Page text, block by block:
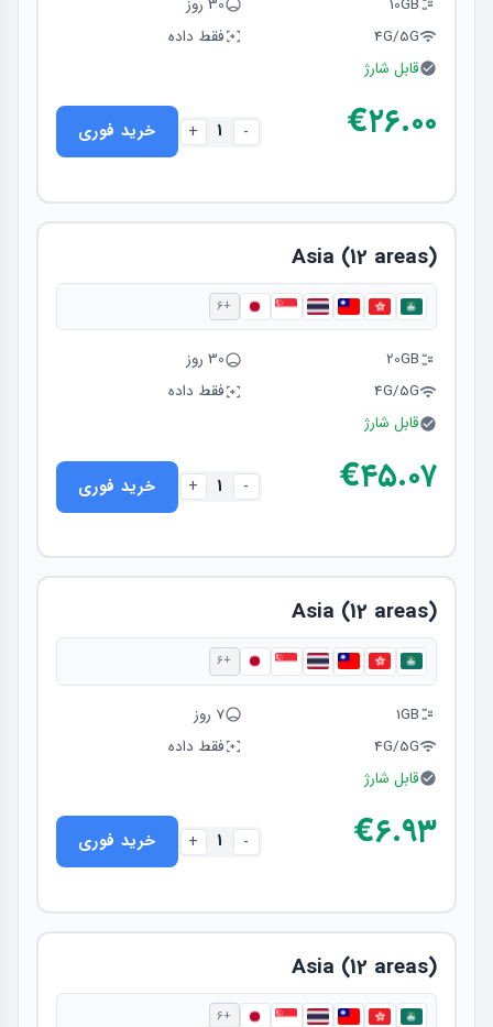
10GB
30 روز
4G/5G
فقط داده
قابل شارژ
€۲۶.۰۰ -
1
+ خرید فوری
Asia (12 areas)
+6
20GB
30 روز
4G/5G
فقط داده
قابل شارژ
€۴۵.۰۷ -
1
+ خرید فوری
Asia (12 areas)
+6
1GB
7 روز
4G/5G
فقط داده
قابل شارژ
€۶.۹۳ -
1
+ خرید فوری
Asia (12 areas)
+6